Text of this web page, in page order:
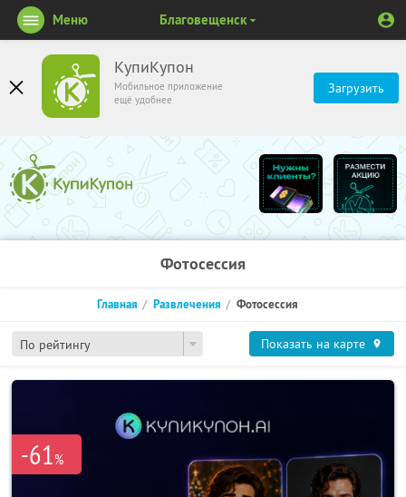
КупиКупон
Мобильное приложение
ещё удобнее
Загрузить
Меню Благовещенск
Фотосессия
По рейтингу
Главная Развлечения Фотосессия
Показать на карте
-61%